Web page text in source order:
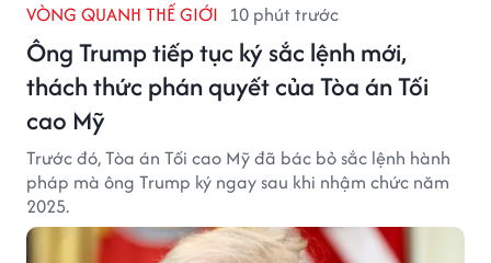
VÒNG QUANH THẾ GIỚI 10 phút trước
Ông Trump tiếp tục ký sắc lệnh mới,
thách thức phán quyết của Tòa án Tối
cao Mỹ
Trước đó, Tòa án Tối cao Mỹ đã bác bỏ sắc lệnh hành
pháp mà ông Trump ký ngay sau khi nhậm chức năm
2025.